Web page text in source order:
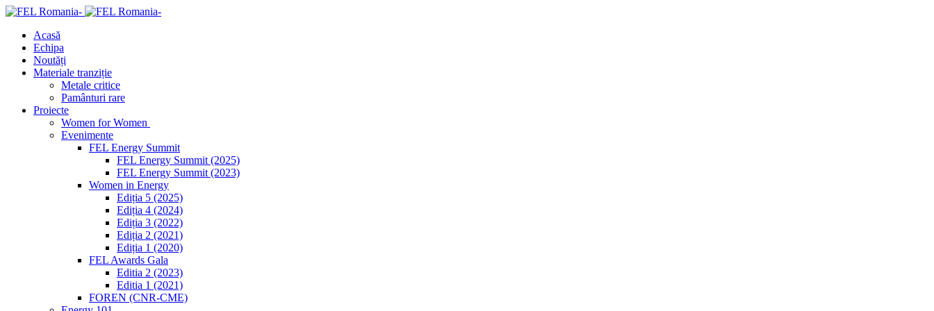
Acasă
Echipa
Noutăți
Materiale tranziție
Metale critice
Pamânturi rare
Proiecte
Women for Women
Evenimente
FEL Energy Summit
FEL Energy Summit (2025)
FEL Energy Summit (2023)
Women in Energy
Ediția 5 (2025)
Ediția 4 (2024)
Ediția 3 (2022)
Ediția 2 (2021)
Ediția 1 (2020)
FEL Awards Gala
Editia 2 (2023)
Editia 1 (2021)
FOREN (CNR-CME)